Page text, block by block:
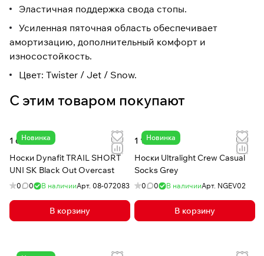
Эластичная поддержка свода стопы.
Усиленная пяточная область обеспечивает
амортизацию, дополнительный комфорт и
износостойкость.
Цвет: Twister / Jet / Snow.
С этим товаром покупают
Новинка
1 620 сом
Носки Dynafit TRAIL SHORT
UNI SK Black Out Overcast
0 0 В наличииАрт. 08-072083
В корзину
Новинка
1 140 сом
Носки Ultralight Crew Casual
Socks Grey
0 0 В наличииАрт. NGEV02
В корзину